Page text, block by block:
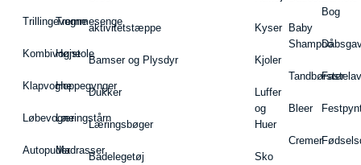
Trillingevogne
Kombivogne
Klapvogne
Løbevogne
Autopuder
Tremmesenge
Højstole
Hoppegynger
Læringstårn
Madrasser
aktivitetstæppe
Bamser og Plysdyr
Dukker
Læringsbøger
Badelegetøj
Kyser
Kjoler
Luffer
og
Huer
Sko
Baby
Shampoo
Tandbørster
Bleer
Cremer
Bog